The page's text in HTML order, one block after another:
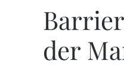
der